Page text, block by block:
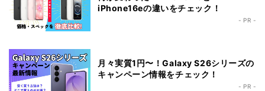
iPhone16eの違いをチェック！
- PR -
月々実質1円〜！Galaxy S26シリーズの
キャンペーン情報をチェック！
- PR -